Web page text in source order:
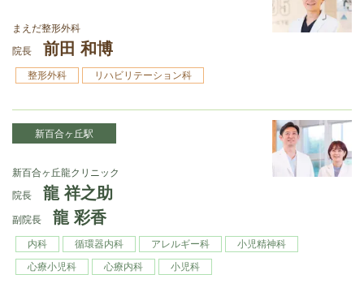
まえだ整形外科
院長
前田 和博
整形外科 リハビリテーション科
新百合ヶ丘駅
新百合ヶ丘龍クリニック
院長
龍 祥之助
副院長 龍 彩香
内科 循環器内科 アレルギー科
小児精神科
心療小児科
心療内科 小児科